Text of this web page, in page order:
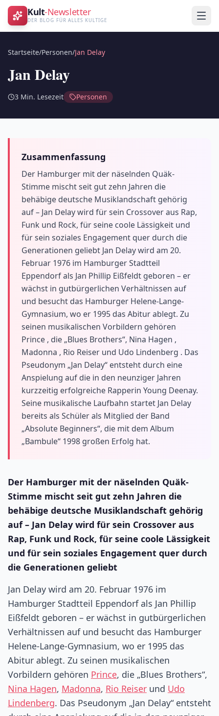
Kult-Newsletter
DER BLOG FÜR ALLES KULTIGE
Startseite/Personen/Jan Delay
Jan Delay
3 Min. Lesezeit Personen
Zusammenfassung
Der Hamburger mit der näselnden Quäk-
Stimme mischt seit gut zehn Jahren die
behäbige deutsche Musiklandschaft gehörig
auf – Jan Delay wird für sein Crossover aus Rap,
Funk und Rock, für seine coole Lässigkeit und
für sein soziales Engagement quer durch die
Generationen geliebt Jan Delay wird am 20.
Februar 1976 im Hamburger Stadtteil
Eppendorf als Jan Phillip Eißfeldt geboren – er
wächst in gutbürgerlichen Verhältnissen auf
und besucht das Hamburger Helene-Lange-
Gymnasium, wo er 1995 das Abitur ablegt. Zu
seinen musikalischen Vorbildern gehören
Prince , die „Blues Brothers“, Nina Hagen ,
Madonna , Rio Reiser und Udo Lindenberg . Das
Pseudonym „Jan Delay“ entsteht durch eine
Anspielung auf die in den neunziger Jahren
kurzzeitig erfolgreiche Rapperin Young Deenay.
Seine musikalische Laufbahn startet Jan Delay
bereits als Schüler als Mitglied der Band
„Absolute Beginners“, die mit dem Album
„Bambule“ 1998 großen Erfolg hat.
Der Hamburger mit der näselnden Quäk-
Stimme mischt seit gut zehn Jahren die
behäbige deutsche Musiklandschaft gehörig
auf – Jan Delay wird für sein Crossover aus
Rap, Funk und Rock, für seine coole Lässigkeit
und für sein soziales Engagement quer durch
die Generationen geliebt
Jan Delay wird am 20. Februar 1976 im
Hamburger Stadtteil Eppendorf als Jan Phillip
Eißfeldt geboren – er wächst in gutbürgerlichen
Verhältnissen auf und besucht das Hamburger
Helene-Lange-Gymnasium, wo er 1995 das
Abitur ablegt. Zu seinen musikalischen
Vorbildern gehören Prince, die „Blues Brothers“,
Nina Hagen, Madonna, Rio Reiser und Udo
Lindenberg. Das Pseudonym „Jan Delay“ entsteht